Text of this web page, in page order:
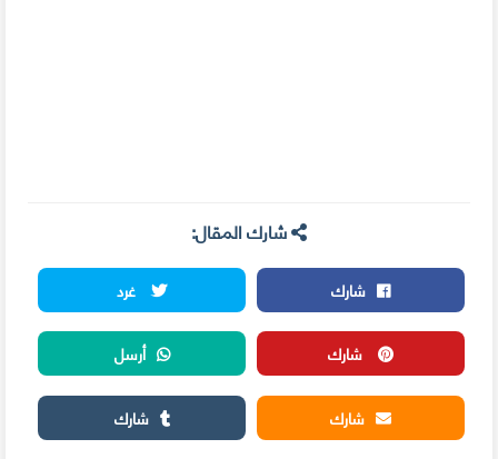
شارك المقال:
شارك
غرد
شارك
أرسل
شارك
شارك